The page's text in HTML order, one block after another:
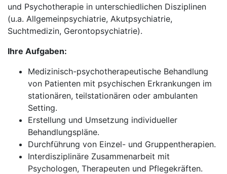
und Psychotherapie in unterschiedlichen Disziplinen
(u.a. Allgemeinpsychiatrie, Akutpsychiatrie,
Suchtmedizin, Gerontopsychiatrie).
Ihre Aufgaben:
Medizinisch-psychotherapeutische Behandlung
von Patienten mit psychischen Erkrankungen im
stationären, teilstationären oder ambulanten
Setting.
Erstellung und Umsetzung individueller
Behandlungspläne.
Durchführung von Einzel- und Gruppentherapien.
Interdisziplinäre Zusammenarbeit mit
Psychologen, Therapeuten und Pflegekräften.